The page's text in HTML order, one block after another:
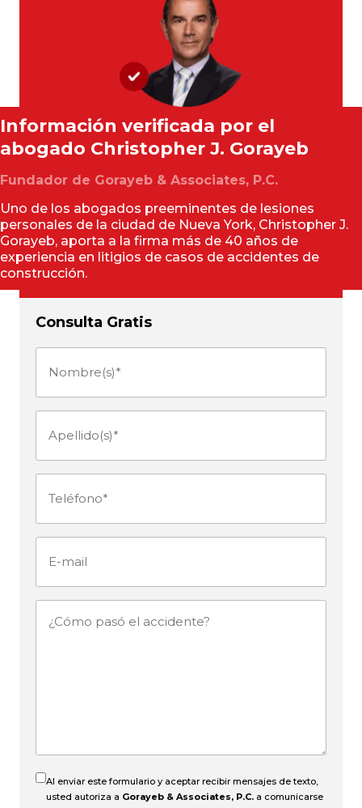
Información verificada por el
abogado Christopher J. Gorayeb
Fundador de Gorayeb & Associates, P.C.
Uno de los abogados preeminentes de lesiones
personales de la ciudad de Nueva York, Christopher J.
Gorayeb, aporta a la firma más de 40 años de
experiencia en litigios de casos de accidentes de
construcción.
Consulta Gratis
Nombre(s)
Apellido(s)
Teléfono (Obligatorio)
¿Cómo
Al enviar este formulario y aceptar recibir mensajes de texto,
usted autoriza a Gorayeb & Associates, P.C. a comunicarse